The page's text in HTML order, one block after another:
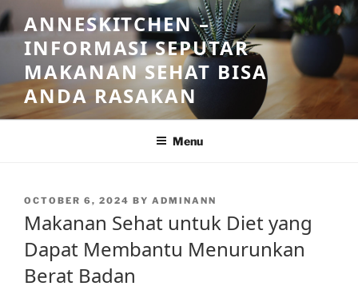
Skip
to
content
ANNESKITCHEN –
INFORMASI SEPUTAR
MAKANAN SEHAT BISA
ANDA RASAKAN
Menu
POSTED
OCTOBER 6, 2024 BY ADMINANN
Makanan Sehat untuk Diet yang
Dapat Membantu Menurunkan
Berat Badan